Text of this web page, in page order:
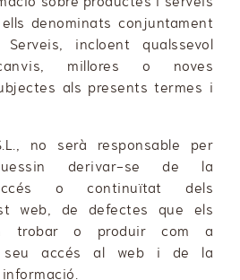
denominats conjuntament
Serveis, incloent qualssevol
millores o noves
als presents termes i
no serà responsable per
derivar-se de la
o continuïtat dels
web, de defectes que els
trobar o produir com a
seu accés al web i de la